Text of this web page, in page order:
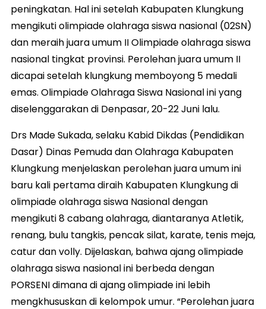
peningkatan. Hal ini setelah Kabupaten Klungkung
mengikuti olimpiade olahraga siswa nasional (02SN)
dan meraih juara umum II Olimpiade olahraga siswa
nasional tingkat provinsi. Perolehan juara umum II
dicapai setelah klungkung memboyong 5 medali
emas. Olimpiade Olahraga Siswa Nasional ini yang
diselenggarakan di Denpasar, 20-22 Juni lalu.
Drs Made Sukada, selaku Kabid Dikdas (Pendidikan
Dasar) Dinas Pemuda dan Olahraga Kabupaten
Klungkung menjelaskan perolehan juara umum ini
baru kali pertama diraih Kabupaten Klungkung di
olimpiade olahraga siswa Nasional dengan
mengikuti 8 cabang olahraga, diantaranya Atletik,
renang, bulu tangkis, pencak silat, karate, tenis meja,
catur dan volly. Dijelaskan, bahwa ajang olimpiade
olahraga siswa nasional ini berbeda dengan
PORSENI dimana di ajang olimpiade ini lebih
mengkhususkan di kelompok umur. “Perolehan juara